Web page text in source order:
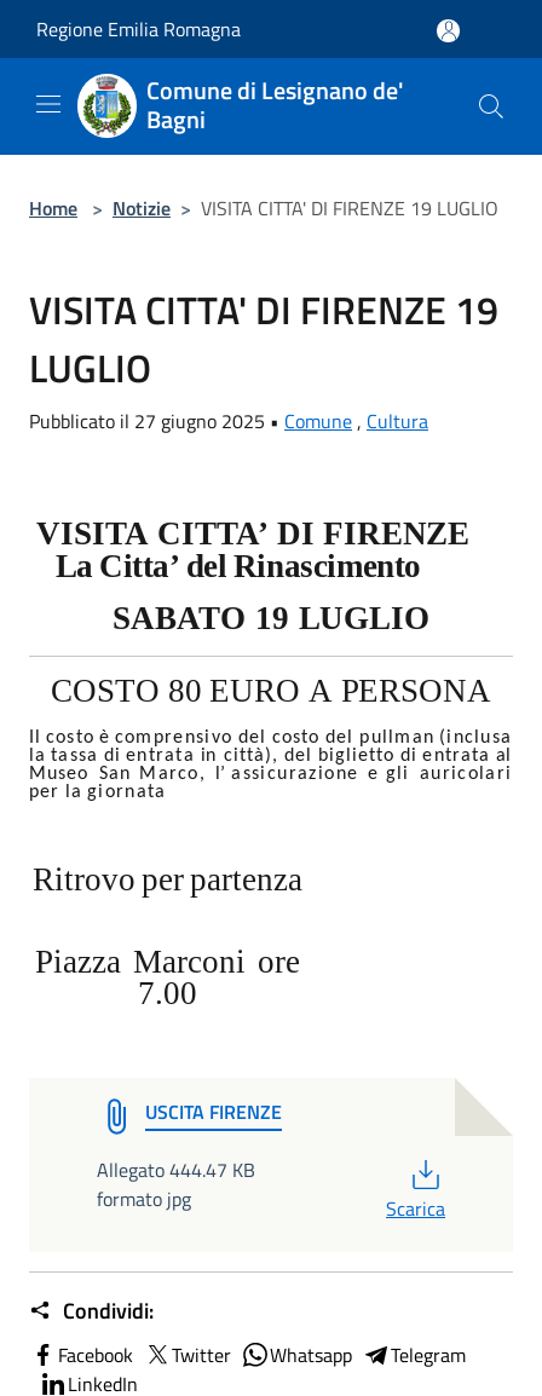
Regione Emilia Romagna
Comune di Lesignano de'
Bagni
Home > Notizie > VISITA CITTA' DI FIRENZE 19 LUGLIO
VISITA CITTA' DI FIRENZE 19
LUGLIO
Pubblicato il 27 giugno 2025 • Comune , Cultura
VISITA CITTA’ DI FIRENZE
La Citta’ del Rinascimento
SABATO 19 LUGLIO
COSTO 80 EURO A PERSONA
Il costo è comprensivo del costo del pullman (inclusa
la tassa di entrata in città), del biglietto di entrata al
Museo San Marco, l’ assicurazione e gli auricolari
per lagiornata
Ritrovo perpartenza
Piazza Marconi ore
7.00
USCITA FIRENZE
Allegato 444.47 KB
formato jpg
Scarica
Condividi:
Facebook Twitter Whatsapp
Telegram
LinkedIn